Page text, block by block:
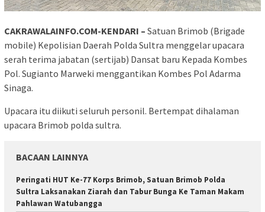
CAKRAWALAINFO.COM-KENDARI – Satuan Brimob (Brigade
mobile) Kepolisian Daerah Polda Sultra menggelar upacara
serah terima jabatan (sertijab) Dansat baru Kepada Kombes
Pol. Sugianto Marweki menggantikan Kombes Pol Adarma
Sinaga.
Upacara itu diikuti seluruh personil. Bertempat dihalaman
upacara Brimob polda sultra.
BACAAN LAINNYA
Peringati HUT Ke-77 Korps Brimob, Satuan Brimob Polda
Sultra Laksanakan Ziarah dan Tabur Bunga Ke Taman Makam
Pahlawan Watubangga